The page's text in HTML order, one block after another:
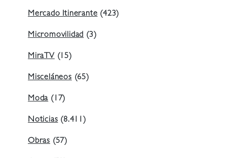
Mercado Itinerante(423)
Micromovilidad(3)
MiraTV(15)
Misceláneos(65)
Moda(17)
Noticias(8.411)
Obras (57)